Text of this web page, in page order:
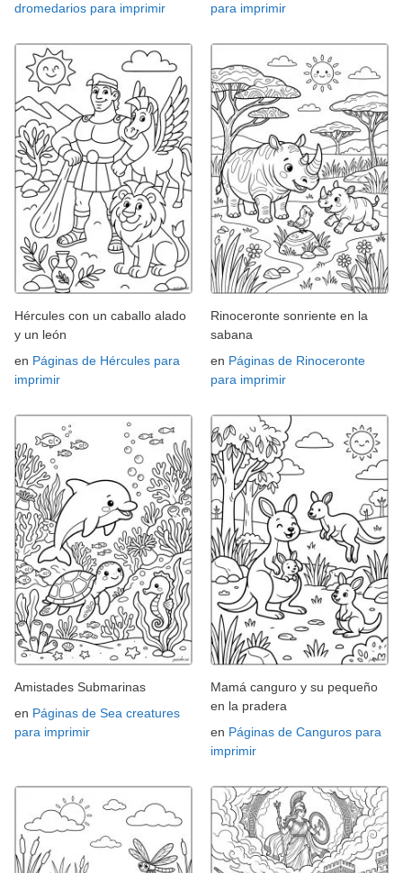
dromedarios para imprimir para imprimir
Hércules con un caballo alado
y un león
en Páginas de Hércules para
imprimir
Rinoceronte sonriente en la
sabana
en Páginas de Rinoceronte
para imprimir
Amistades Submarinas
en Páginas de Sea creatures
para imprimir
Mamá canguro y su pequeño
en la pradera
en Páginas de Canguros para
imprimir